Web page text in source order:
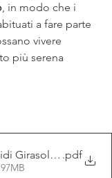
, in modo che i
a fare parte
vivere
più serena
Girasole 1&2_2026-2
.pdf